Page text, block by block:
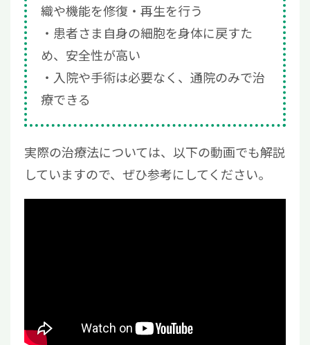
織や機能を修復・再生を行う
患者さま自身の細胞を身体に戻すた
め、安全性が高い
入院や手術は必要なく、通院のみで治
療できる
実際の治療法については、以下の動画でも解説
していますので、ぜひ参考にしてください。